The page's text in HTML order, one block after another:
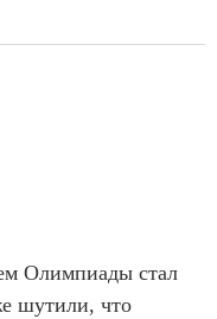
Олимпиады стал
шутили, что